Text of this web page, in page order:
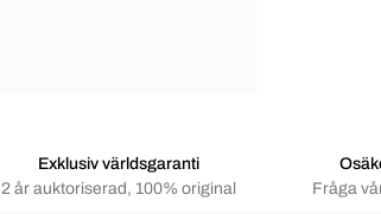
Exklusiv världsgaranti
2 år auktoriserad, 100% original
Fråga